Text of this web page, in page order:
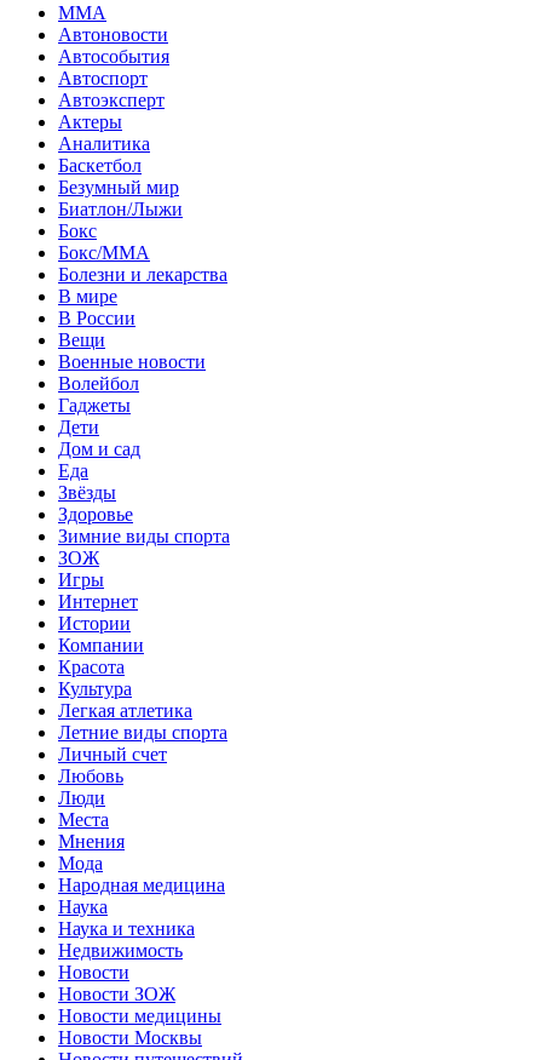
MMA
Автоновости
Автособытия
Автоспорт
Автоэксперт
Актеры
Аналитика
Баскетбол
Безумный мир
Биатлон/Лыжи
Бокс
Бокс/MMA
Болезни и лекарства
В мире
В России
Вещи
Военные новости
Волейбол
Гаджеты
Дети
Дом и сад
Еда
Звёзды
Здоровье
Зимние виды спорта
ЗОЖ
Игры
Интернет
Истории
Компании
Красота
Культура
Легкая атлетика
Летние виды спорта
Личный счет
Любовь
Люди
Места
Мнения
Мода
Народная медицина
Наука
Наука и техника
Недвижимость
Новости
Новости ЗОЖ
Новости медицины
Новости Москвы